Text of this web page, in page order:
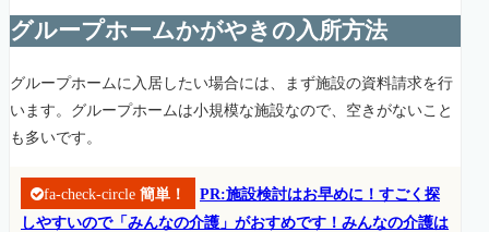
グループホームかがやきの入所方法
グループホームに入居したい場合には、まず施設の資料請求を行
います。グループホームは小規模な施設なので、空きがないこと
も多いです。
fa-check-circle 簡単！
PR:施設検討はお早めに！すごく探
しやすいので「みんなの介護」がおすめです！みんなの介護は